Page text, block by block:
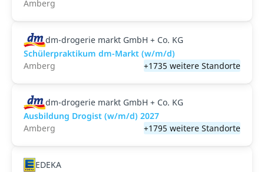
Amberg
dm-drogerie markt GmbH + Co. KG
Schülerpraktikum dm-Markt (w/m/d)
Amberg
+1735 weitere Standorte
dm-drogerie markt GmbH + Co. KG
Ausbildung Drogist (w/m/d) 2027
Amberg
+1795 weitere Standorte
EDEKA